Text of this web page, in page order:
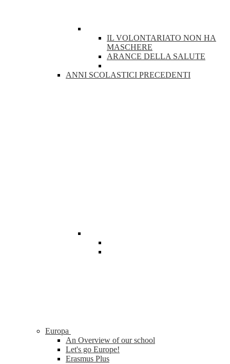
IL VOLONTARIATO NON HA
MASCHERE
ARANCE DELLA SALUTE
ANNI SCOLASTICI PRECEDENTI
Europa
An Overview of our school
Let's go Europe!
Erasmus Plus